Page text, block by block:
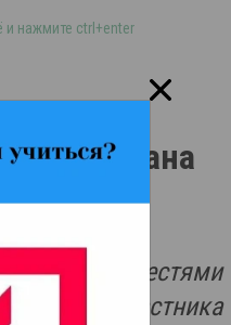
и нажмите ctrl+enter
ВОВ Ивана
с почестями
участника